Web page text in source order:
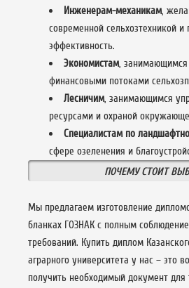
Инженерам-механикам,
современной сельхозтехникой
эффективность.
Экономистам,
финансовыми потоками
Лесничим, занимающимся
ресурсами и охраной
Специалистам по
сфере озеленения и
ПОЧЕМУ СТОИТ
Мы предлагаем изготовление
бланках ГОЗНАК с полным
требований. Купить диплом
аграрного университета у нас – это
получить необходимый документ для